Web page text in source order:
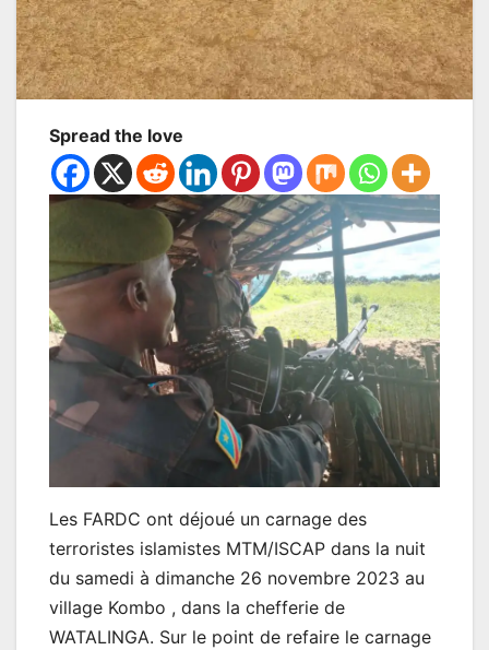
Spread the love
Les FARDC ont déjoué un carnage des
terroristes islamistes MTM/ISCAP dans la nuit
du samedi à dimanche 26 novembre 2023 au
village Kombo , dans la chefferie de
WATALINGA. Sur le point de refaire le carnage